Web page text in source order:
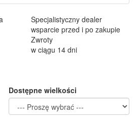
Specjalistyczny dealer
wsparcie przed i po zakupie
Zwroty
w ciągu 14 dni
Dostępne wielkości